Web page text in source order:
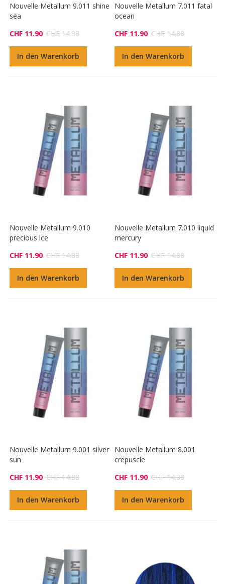
Nouvelle Metallum 9.011 shine
sea
CHF 11.90 CHF 14.88
In den Warenkorb
Nouvelle Metallum 7.011 fatal
ocean
CHF 11.90 CHF 14.88
In den Warenkorb
Nouvelle Metallum 9.010
precious ice
CHF 11.90 CHF 14.88
In den Warenkorb
Nouvelle Metallum 7.010 liquid
mercury
CHF 11.90 CHF 14.88
In den Warenkorb
Nouvelle Metallum 9.001 silver
sun
CHF 11.90 CHF 14.88
In den Warenkorb
Nouvelle Metallum 8.001
crepuscle
CHF 11.90 CHF 14.88
In den Warenkorb